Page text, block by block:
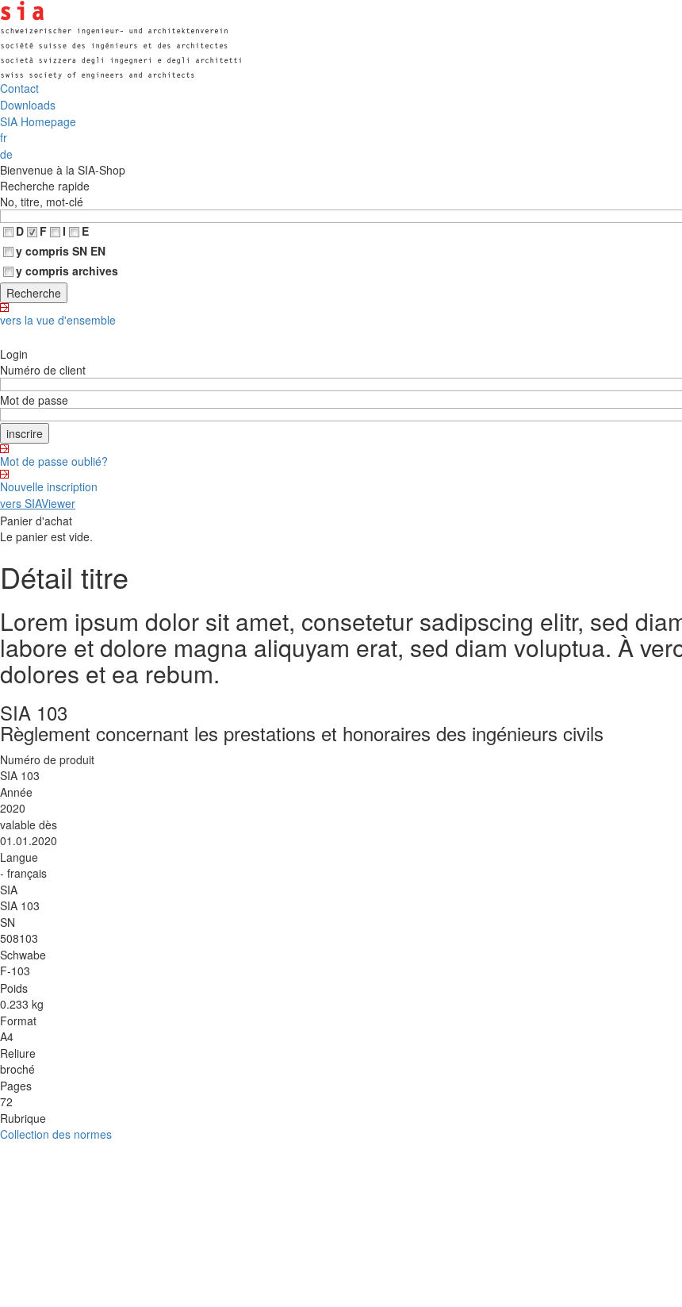
Contact
Downloads
SIA Homepage
fr
de
Bienvenue à la SIA-Shop
Recherche rapide
No, titre, mot-clé
D
F I
E
y compris SN EN
y compris archives
vers la vue d'ensemble
Login
Numéro de client
Mot de passe
Mot de passe oublié?
Nouvelle inscription
vers SIAViewer
Panier d'achat
Le panier est vide.
Détail titre
Lorem ipsum dolor sit amet, consetetur sadipscing elitr, sed
labore et dolore magna aliquyam erat, sed diam voluptua. À
dolores et ea rebum.
SIA 103
Règlement concernant les prestations et honoraires des ingénieurs civils
Numéro de produit
SIA 103
Année
2020
valable dès
01.01.2020
Langue
- français
SIA
SIA 103
SN
508103
Schwabe
F-103
Poids
0.233 kg
Format
A4
Reliure
broché
Pages
72
Rubrique
Collection des normes